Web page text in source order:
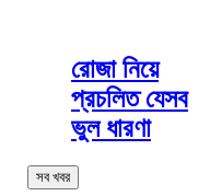
রোজা নিয়ে
প্রচলিত যেসব
ভুল ধারণা
সব খবর